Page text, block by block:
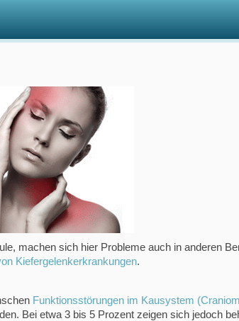
machen sich hier Probleme auch in anderen
Kiefergelenkerkrankungen.
Funktionsstörungen im Kausystem
Bei etwa 3 bis 5 Prozent zeigen sich jedoch